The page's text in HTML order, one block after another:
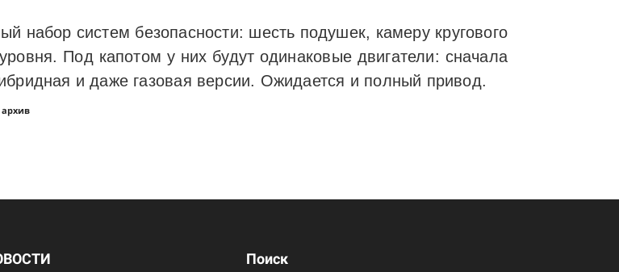
набор систем безопасности: шесть подушек, камеру кругового
Под капотом у них будут одинаковые двигатели: сначала
и даже газовая версии. Ожидается и полный привод.
Поиск